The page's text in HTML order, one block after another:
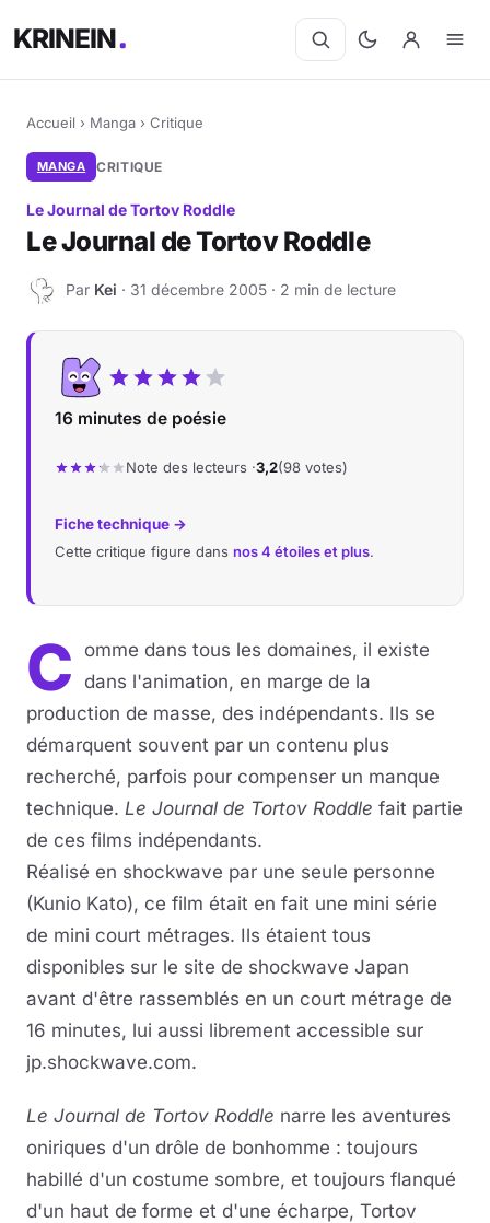
KRINEIN
Accueil › Manga › Critique
MANGA CRITIQUE
Le Journal de Tortov Roddle
Le Journal de Tortov Roddle
K Par Kei · 31 décembre 2005 · 2 min de lecture
16 minutes de poésie
Note des lecteurs ·3,2(98 votes)
Fiche technique →
Cette critique figure dans nos 4 étoiles et plus.
C
omme dans tous les domaines, il existe
dans l'animation, en marge de la
production de masse, des indépendants. Ils se
démarquent souvent par un contenu plus
recherché, parfois pour compenser un manque
technique. Le Journal de Tortov Roddle fait partie
de ces films indépendants.
Réalisé en shockwave par une seule personne
(Kunio Kato), ce film était en fait une mini série
de mini court métrages. Ils étaient tous
disponibles sur le site de shockwave Japan
avant d'être rassemblés en un court métrage de
16 minutes, lui aussi librement accessible sur
jp.shockwave.com.
Le Journal de Tortov Roddle narre les aventures
oniriques d'un drôle de bonhomme : toujours
habillé d'un costume sombre, et toujours flanqué
d'un haut de forme et d'une écharpe, Tortov